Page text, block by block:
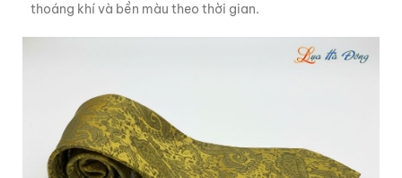
thoáng khí và bền màu theo thời gian.